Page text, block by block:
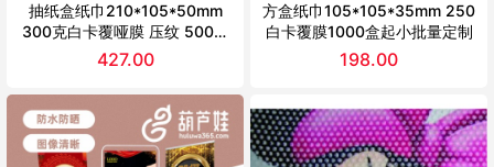
抽纸盒纸巾210*105*50mm
300克白卡覆哑膜 压纹 500盒
起小批量定制
427.00
方盒纸巾105*105*35mm 250
白卡覆膜1000盒起小批量定制
198.00